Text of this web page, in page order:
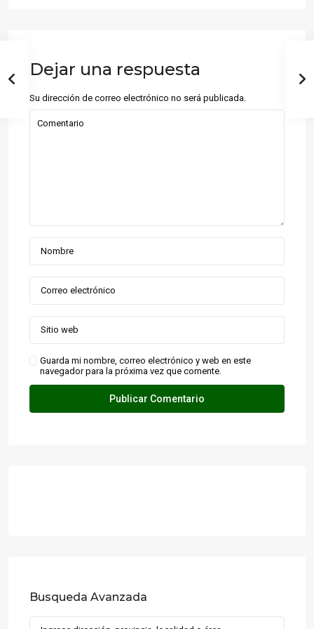
Dejar una respuesta
Su dirección de correo electrónico no será publicada.
Guarda mi nombre, correo electrónico y web en este
navegador para la próxima vez que comente.
Busqueda Avanzada